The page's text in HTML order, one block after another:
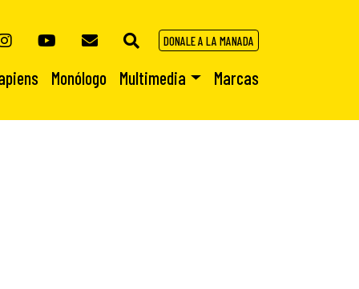
DONALE A LA MANADA
Monólogo Multimedia Marcas